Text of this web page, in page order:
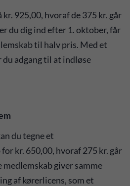
925,00, hvoraf de 375 kr. går
du dig ind efter 1. oktober, får
til halv pris. Med et
adgang til at indløse
du tegne et
kr. 650,00, hvoraf 275 kr. går
giver samme
af kørerlicens, som et